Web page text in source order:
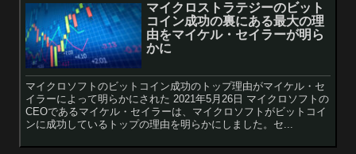
マイクロストラテジーのビット
コイン成功の裏にある最大の理
由をマイケル・セイラーが明ら
かに
マイクロソフトのビットコイン成功のトップ理由がマイケル・セ
イラーによって明らかにされた 2021年5月26日 マイクロソフトの
CEOであるマイケル・セイラーは、マイクロソフトがビットコイ
ンに成功しているトップの理由を明らかにしました。セ...